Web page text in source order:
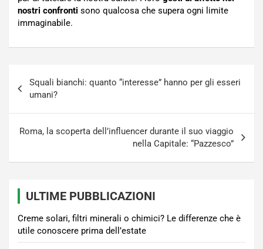
nostri confronti sono qualcosa che supera ogni limite
immaginabile.
articoli
Squali bianchi: quanto “interesse” hanno per gli esseri
umani?
Roma, la scoperta dell’influencer durante il suo viaggio
nella Capitale: “Pazzesco”
ULTIME PUBBLICAZIONI
Creme solari, filtri minerali o chimici? Le differenze che è
utile conoscere prima dell’estate